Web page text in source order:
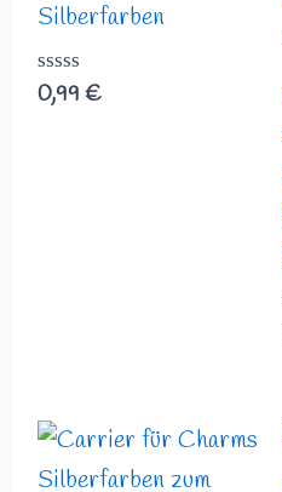
Silberfarben
Bewertet
mit
0,99 €